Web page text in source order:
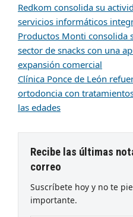
Redkom consolida su
servicios informáticos
Productos Monti consolida
sector de snacks con una
expansión comercial
Clínica Ponce de León
ortodoncia con
las edades
Recibe las últimas
correo
Suscríbete hoy y no te
importante.